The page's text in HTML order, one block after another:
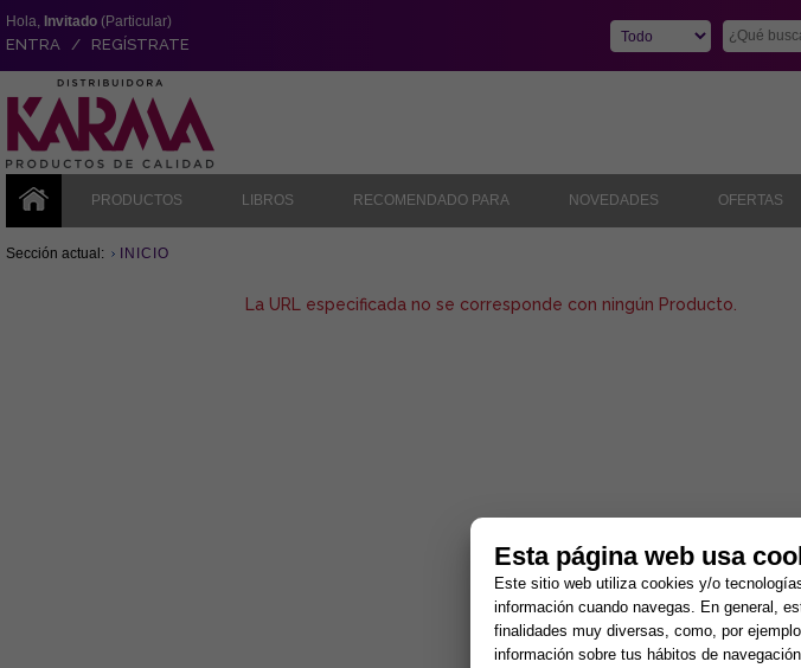
Hola, Invitado (Particular)
ENTRA / REGÍSTRATE
PRODUCTOS LIBROS RECOMENDADO PARA NOVEDADES OFERTAS
Sección actual: INICIO
La URL especificada no se corresponde con ningún Producto.
Esta página web usa
Este sitio web utiliza cookies y/o
información cuando navegas. En general,
finalidades muy diversas, como, por
información sobre tus hábitos de